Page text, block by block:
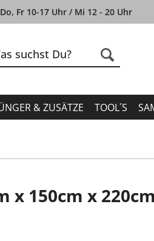
Fr 10-17 Uhr / Mi 12 - 20 Uhr
& ZUSÄTZE TOOL´S
x 150cm x 220cm